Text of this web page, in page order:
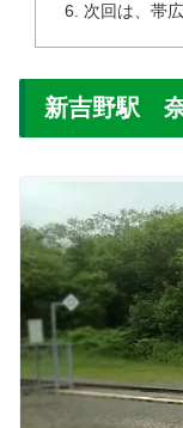
次回は、帯
新吉野駅 奈